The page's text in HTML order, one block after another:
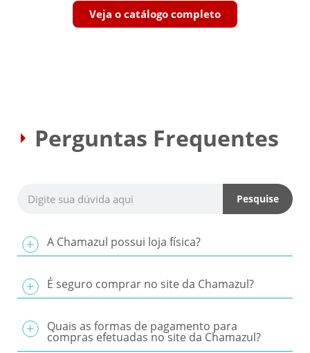
Veja o catálogo completo
Perguntas Frequentes
Pesquise
A Chamazul possui loja física?
É seguro comprar no site da Chamazul?
Quais as formas de pagamento para
compras efetuadas no site da Chamazul?